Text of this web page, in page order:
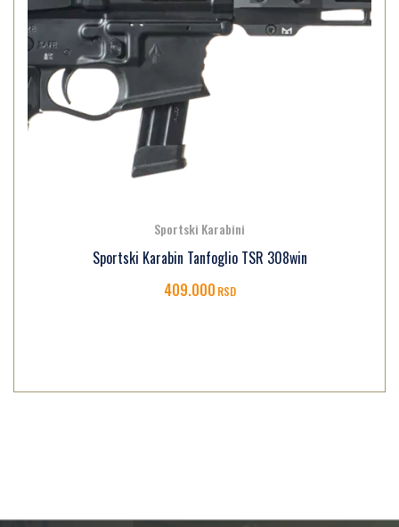
Sportski Karabini
Sportski Karabin Tanfoglio TSR 308win
409.000RSD